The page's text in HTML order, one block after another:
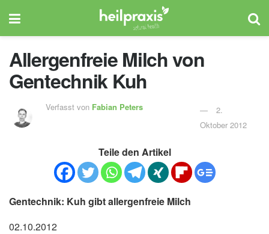
Allergenfreie Milch von
Gentechnik Kuh
Verfasst von Fabian Peters
2.
Oktober 2012
Teile den Artikel
Gentechnik: Kuh gibt allergenfreie Milch
02.10.2012